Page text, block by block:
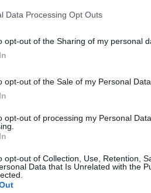
Data Processing Opt Outs
opt-out of the Sharing of my personal
opt-out of the Sale of my Personal Data.
opt-out of processing my Personal
opt-out of Collection, Use, Retention,
Data that Is Unrelated with the
lecture us on our history.
(@MevlutCavusoglu)
και το υπουργείο